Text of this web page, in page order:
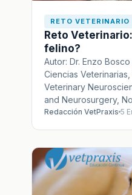
RETO VETERINARIO
Reto
felino?
Autor: Dr. Enzo
Ciencias
Veterinary
and Neurosurgery,
Redacción VetPraxis 5